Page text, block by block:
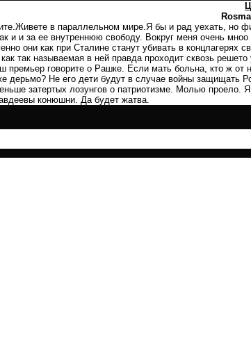
в параллельном мире.Я бы и рад уехать, но
и и за ее внутреннюю свободу. Вокруг меня очень
они как при Сталине станут убивать в
так называемая в ней правда проходит сквозь решето
премьер говорите о Рашке. Если мать больна, кто ж
дерьмо? Не его дети будут в случае войны защищать
затертых лозунгов о патриотизме. Молью проело.
конюшни. Да будет жатва.